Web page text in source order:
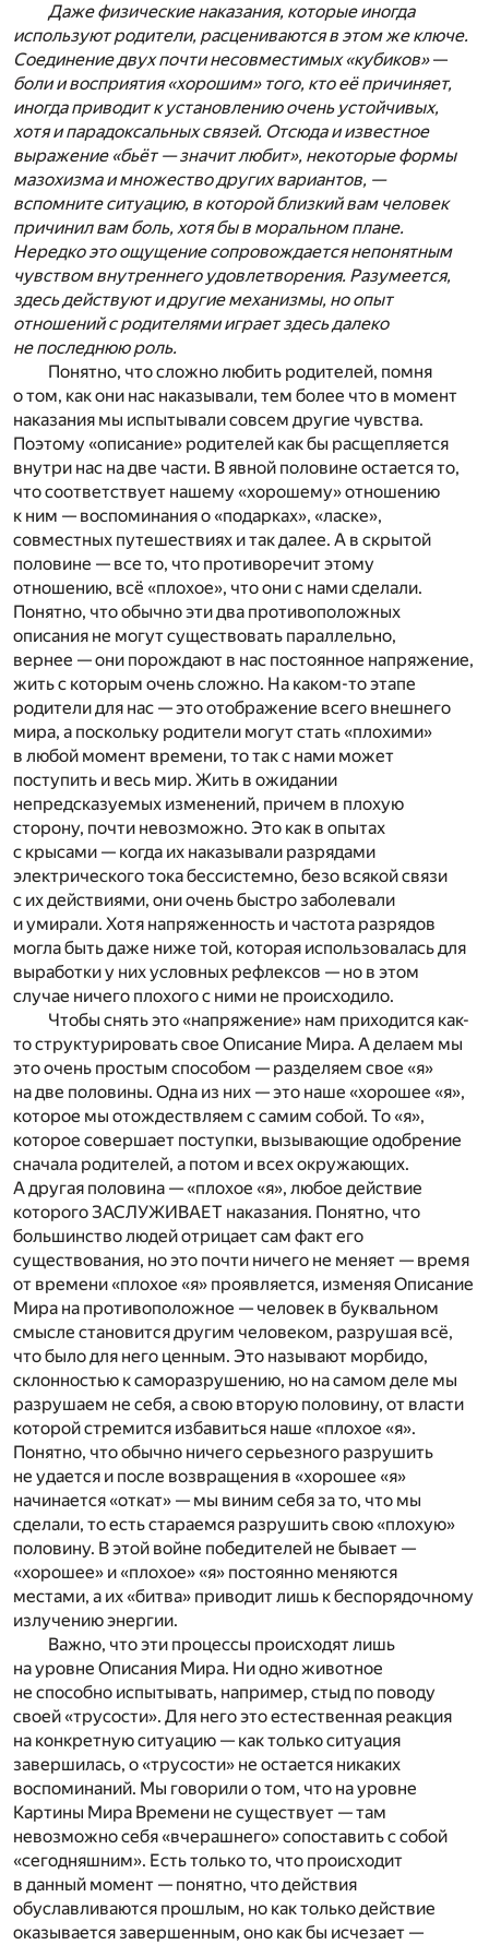
Даже физические наказания, которые иногда
используют родители, расцениваются в этом же ключе.
Соединение двух почти несовместимых «кубиков»—
боли и восприятия «хорошим» того, кто её причиняет,
иногда приводит к установлению очень устойчивых,
хотя и парадоксальных связей. Отсюда и известное
выражение «бьёт — значит любит», некоторые формы
мазохизма и множество других вариантов, —
вспомните ситуацию, в которой близкий вам человек
причинил вам боль, хотя бы в моральном плане.
Нередко это ощущение сопровождается непонятным
чувством внутреннего удовлетворения. Разумеется,
здесь действуют и другие механизмы, но опыт
отношений с родителями играет здесь далеко
не последнюю роль.
Понятно, что сложно любить родителей, помня
о том, как они нас наказывали, тем более что в момент
наказания мы испытывали совсем другие чувства.
Поэтому «описание» родителей как бы расщепляется
внутри нас на две части. В явной половине остается то,
что соответствует нашему «хорошему» отношению
к ним — воспоминания о «подарках», «ласке»,
совместных путешествиях и так далее. А в скрытой
половине — все то, что противоречит этому
отношению, всё «плохое», что они с нами сделали.
Понятно, что обычно эти два противоположных
описания не могут существовать параллельно,
вернее — они порождают в нас постоянное напряжение,
жить с которым очень сложно. На каком-то этапе
родители для нас — это отображение всего внешнего
мира, а поскольку родители могут стать «плохими»
в любой момент времени, то так с нами может
поступить и весь мир. Жить в ожидании
непредсказуемых изменений, причем в плохую
сторону, почти невозможно. Это как в опытах
с крысами — когда их наказывали разрядами
электрического тока бессистемно, безо всякой связи
с их действиями, они очень быстро заболевали
и умирали. Хотя напряженность и частота разрядов
могла быть даже ниже той, которая использовалась для
выработки у них условных рефлексов — но в этом
случае ничего плохого с ними не происходило.
Чтобы снять это «напряжение» нам приходится как-
то структурировать свое Описание Мира. А делаем мы
это очень простым способом — разделяем свое «я»
на две половины. Одна из них — это наше «хорошее «я»,
которое мы отождествляем с самим собой. То «я»,
которое совершает поступки, вызывающие одобрение
сначала родителей, а потом и всех окружающих.
А другая половина — «плохое «я», любое действие
которого ЗАСЛУЖИВАЕТ наказания. Понятно, что
большинство людей отрицает сам факт его
существования, но это почти ничего не меняет — время
от времени «плохое «я» проявляется, изменяя Описание
Мира на противоположное — человек в буквальном
смысле становится другим человеком, разрушая всё,
что было для него ценным. Это называют морбидо,
склонностью к саморазрушению, но на самом деле мы
разрушаем не себя, а свою вторую половину, от власти
которой стремится избавиться наше «плохое «я».
Понятно, что обычно ничего серьезного разрушить
не удается и после возвращения в «хорошее «я»
начинается «откат» — мы виним себя за то, что мы
сделали, то есть стараемся разрушить свою «плохую»
половину. В этой войне победителей не бывает —
«хорошее» и «плохое» «я» постоянно меняются
местами, а их «битва» приводит лишь к беспорядочному
излучению энергии.
Важно, что эти процессы происходят лишь
на уровне Описания Мира. Ни одно животное
не способно испытывать, например, стыд по поводу
своей «трусости». Для него это естественная реакция
на конкретную ситуацию — как только ситуация
завершилась, о «трусости» не остается никаких
воспоминаний. Мы говорили о том, что на уровне
Картины Мира Времени не существует — там
невозможно себя «вчерашнего» сопоставить с собой
«сегодняшним». Есть только то, что происходит
в данный момент — понятно, что действия
обуславливаются прошлым, но как только действие
оказывается завершенным, оно как бы исчезает —